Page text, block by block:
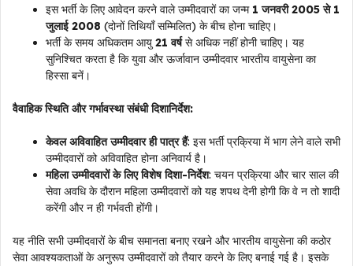
इस भर्ती के लिए आवेदन करने वाले उम्मीदवारों का जन्म 1 जनवरी 2005 से 1
जुलाई 2008 (दोनों तिथियाँ सम्मिलित) के बीच होना चाहिए।
भर्ती के समय अधिकतम आयु 21 वर्षसे अधिक नहीं होनी चाहिए। यह
सुनिश्चित करता है कि युवा और ऊर्जावान उम्मीदवार भारतीय वायुसेना का
हिस्सा बनें।
वैवाहिक स्थिति और गर्भावस्था संबंधी दिशानिर्देश:
केवल अविवाहित उम्मीदवार ही पात्र हैं: इस भर्ती प्रक्रिया में भाग लेने वाले सभी
उम्मीदवारों को अविवाहित होना अनिवार्य है।
महिला उम्मीदवारों के लिए विशेष दिशा-निर्देश: चयन प्रक्रिया और चार साल की
सेवा अवधि के दौरान महिला उम्मीदवारों को यह शपथ देनी होगी कि वे न तो शादी
करेंगी और न ही गर्भवती होंगी।
यह नीति सभी उम्मीदवारों के बीच समानता बनाए रखने और भारतीय वायुसेना की कठोर
सेवा आवश्यकताओं के अनुरूप उम्मीदवारों को तैयार करने के लिए बनाई गई है। इसके